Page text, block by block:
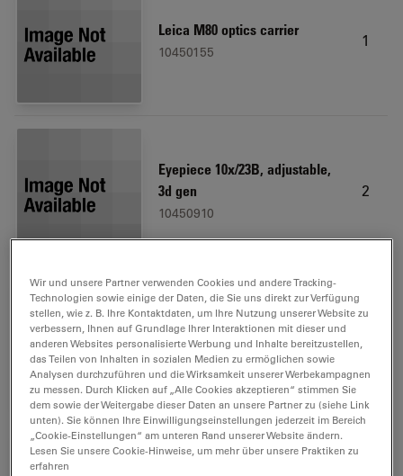
Leica M80 optics carrier
10450155
1
Eyepiece 10x/23B, adjustable,
3d gen
10450910
2
Microscope carrier
10450173
Wir und unsere Partner verwenden Cookies und andere Tracking-
Technologien sowie einige der Daten, die Sie uns direkt zur Verfügung
stellen, wie z. B. Ihre Kontaktdaten, um Ihre Nutzung unserer Website zu
verbessern, Ihnen auf Grundlage Ihrer Interaktionen mit dieser und
anderen Websites personalisierte Werbung und Inhalte bereitzustellen,
das Teilen von Inhalten in sozialen Medien zu ermöglichen sowie
Analysen durchzuführen und die Wirksamkeit unserer Werbekampagnen
zu messen. Durch Klicken auf „Alle Cookies akzeptieren“ stimmen Sie
dem sowie der Weitergabe dieser Daten an unsere Partner zu (siehe Link
unten). Sie können Ihre Einwilligungseinstellungen jederzeit im Bereich
„Cookie-Einstellungen“ am unteren Rand unserer Website ändern.
Lesen Sie unsere Cookie-Hinweise, um mehr über unsere Praktiken zu
erfahren